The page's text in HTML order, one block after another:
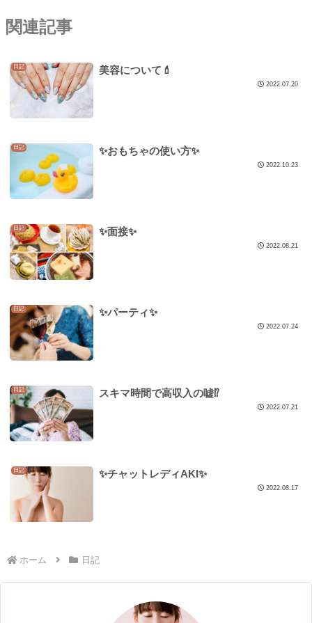
関連記事
日記 美容について💄
2022.07.20
日記 ✨おもちゃの使い方✨
2022.10.23
日記 ✨面接✨
2022.08.21
日記 ✨パーティ✨
2022.07.24
日記 スキマ時間で高収入の嘘⁉️
2022.07.21
日記 ✨チャットレディAKI✨
2022.08.17
ホーム 日記